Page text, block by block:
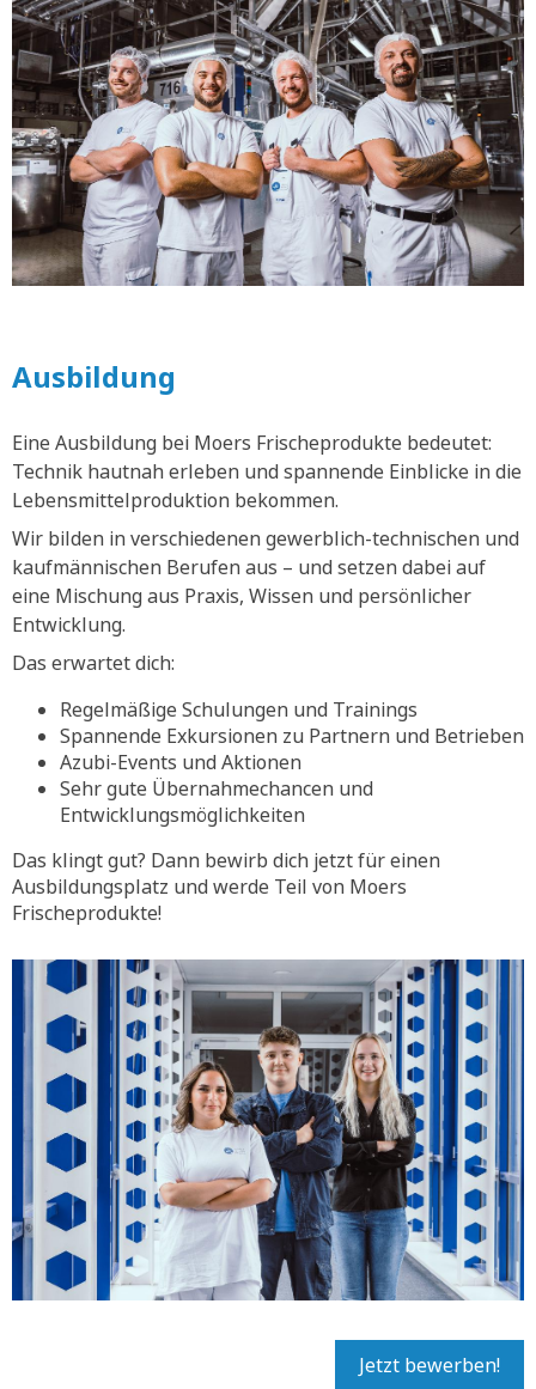
Ausbildung
Eine Ausbildung bei Moers Frischeprodukte bedeutet:
Technik hautnah erleben und spannende Einblicke in die
Lebensmittelproduktion bekommen.
Wir bilden in verschiedenen gewerblich-technischen und
kaufmännischen Berufen aus – und setzen dabei auf
eine Mischung aus Praxis, Wissen und persönlicher
Entwicklung.
Das erwartet dich:
Regelmäßige Schulungen und Trainings
Spannende Exkursionen zu Partnern und Betrieben
Azubi-Events und Aktionen
Sehr gute Übernahmechancen und
Entwicklungsmöglichkeiten
Das klingt gut? Dann bewirb dich jetzt für einen
Ausbildungsplatz und werde Teil von Moers
Frischeprodukte!
Jetzt bewerben!